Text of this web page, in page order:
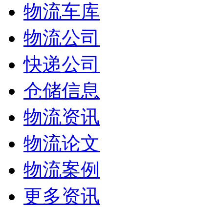
物流车库
物流公司
快递公司
仓储信息
物流资讯
物流论文
物流案例
更多资讯